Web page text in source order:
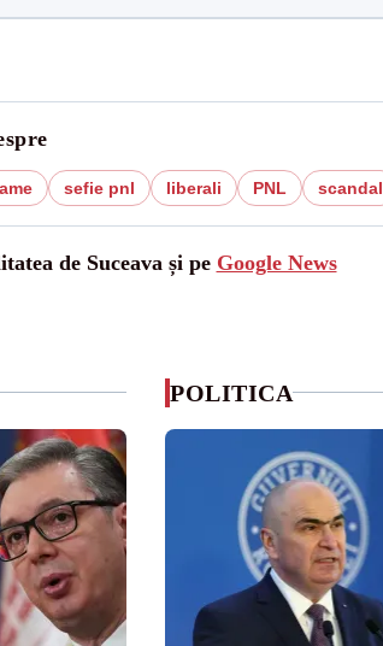
sefie pnl liberali PNL scandal
de Suceava și pe Google News
POLITICA